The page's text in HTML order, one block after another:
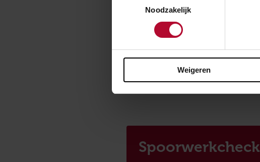
Noodzakelijk
Weigeren
Spoorwerkcheck